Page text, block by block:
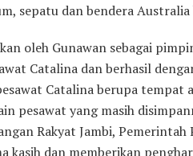
sepatu dan bendera
oleh Gunawan sebagai
Catalina dan berhasil
Catalina berupa tempat
pesawat yang masih
Rakyat Jambi, Pemerintah
kasih dan memberikan